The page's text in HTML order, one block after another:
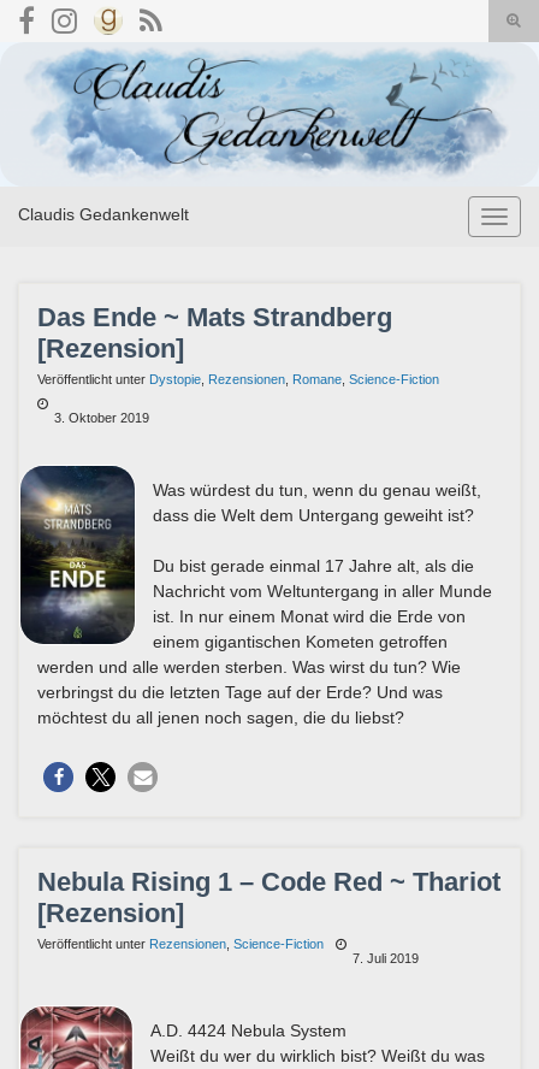
Search for:
Claudis Gedankenwelt
Das Ende ~ Mats Strandberg
[Rezension]
Veröffentlicht unter Dystopie Rezensionen Romane Science-Fiction
3. Oktober 2019
Was würdest du tun, wenn du genau weißt,
dass die Welt dem Untergang geweiht ist?
Du bist gerade einmal 17 Jahre alt, als die
Nachricht vom Weltuntergang in aller Munde
ist. In nur einem Monat wird die Erde von
einem gigantischen Kometen getroffen
werden und alle werden sterben. Was wirst du tun? Wie
verbringst du die letzten Tage auf der Erde? Und was
möchtest du all jenen noch sagen, die du liebst?
Nebula Rising 1 – Code Red ~ Thariot
[Rezension]
Veröffentlicht unter Rezensionen Science-Fiction
7. Juli 2019
A.D. 4424 Nebula System
Weißt du wer du wirklich bist? Weißt du was